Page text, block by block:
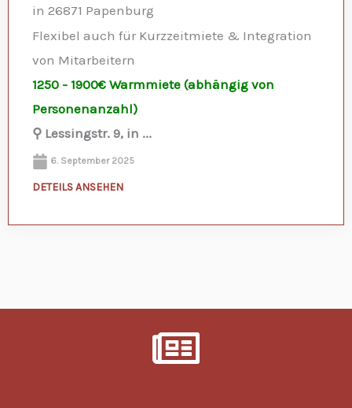
in 26871 Papenburg
Flexibel auch für Kurzzeitmiete & Integration
von Mitarbeitern
1250 - 1900€ Warmmiete (abhängig von
Personenanzahl)
⚲ Lessingstr. 9, in ...
6. September 2025
DETEILS ANSEHEN